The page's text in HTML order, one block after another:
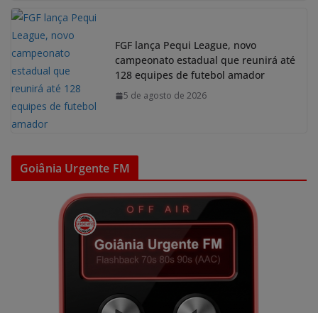
FGF lança Pequi League, novo
campeonato estadual que reunirá até
128 equipes de futebol amador
5 de agosto de 2026
Goiânia Urgente FM